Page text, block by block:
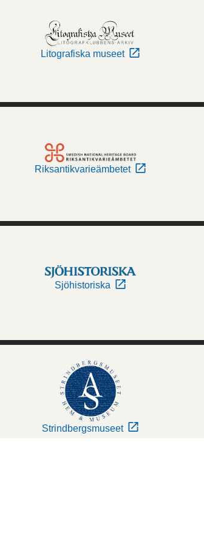
Litografiska museet
Riksantikvarieämbetet
Sjöhistoriska
Strindbergsmuseet